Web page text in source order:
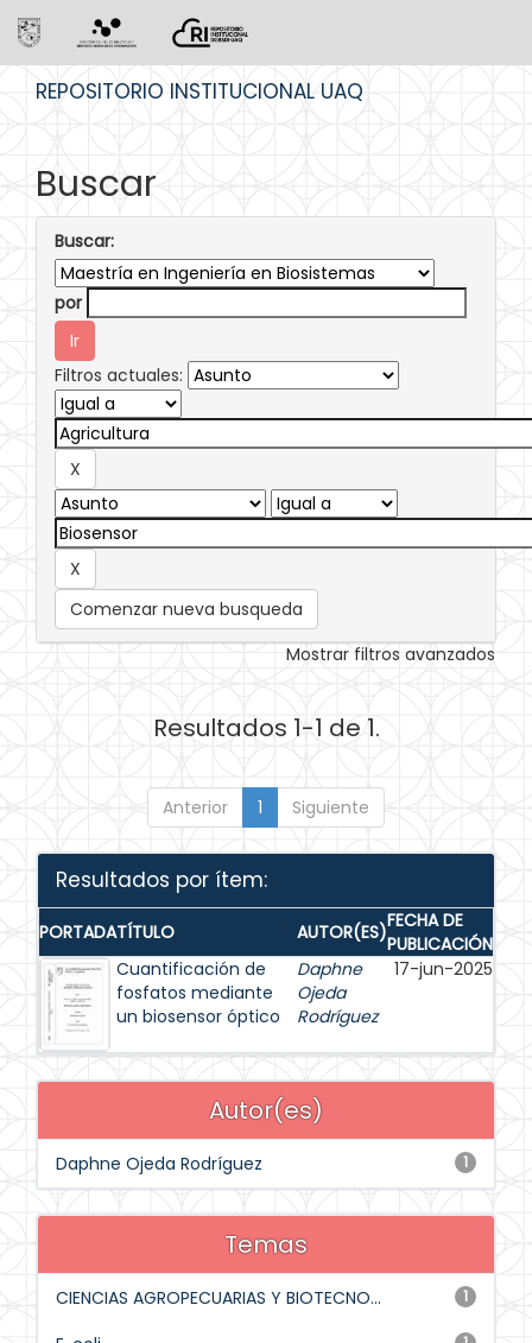
REPOSITORIO INSTITUCIONAL UAQ
Buscar
Buscar:
por
Filtros actuales:
Comenzar nueva busqueda
Mostrar filtros avanzados
Resultados 1-1 de 1.
Anterior 1 Siguiente
Resultados por ítem:
PORTADATÍTULO AUTOR(ES)FECHA DE
PUBLICACIÓN
Cuantificación de
fosfatos mediante
un biosensor óptico
Daphne
Ojeda
Rodríguez
17-jun-2025
Autor(es)
1
Daphne Ojeda Rodríguez
Temas
1
CIENCIAS AGROPECUARIAS Y BIOTECNO...